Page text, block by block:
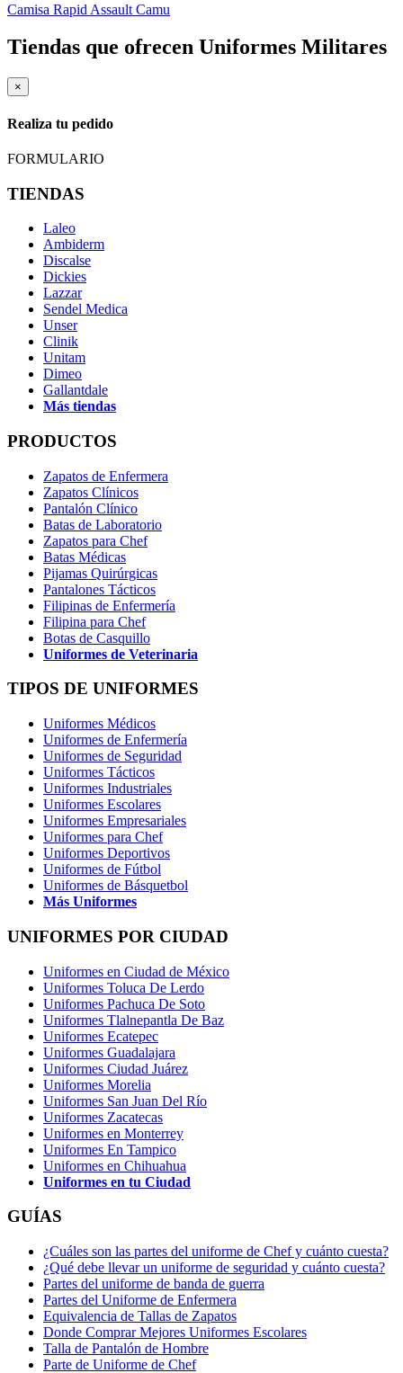
Camisa Rapid Assault Camu
Tiendas que ofrecen Uniformes Militares
×
Realiza tu pedido
FORMULARIO
TIENDAS
Laleo
Ambiderm
Discalse
Dickies
Lazzar
Sendel Medica
Unser
Clinik
Unitam
Dimeo
Gallantdale
Más tiendas
PRODUCTOS
Zapatos de Enfermera
Zapatos Clínicos
Pantalón Clínico
Batas de Laboratorio
Zapatos para Chef
Batas Médicas
Pijamas Quirúrgicas
Pantalones Tácticos
Filipinas de Enfermería
Filipina para Chef
Botas de Casquillo
Uniformes de Veterinaria
TIPOS DE UNIFORMES
Uniformes Médicos
Uniformes de Enfermería
Uniformes de Seguridad
Uniformes Tácticos
Uniformes Industriales
Uniformes Escolares
Uniformes Empresariales
Uniformes para Chef
Uniformes Deportivos
Uniformes de Fútbol
Uniformes de Básquetbol
Más Uniformes
UNIFORMES POR CIUDAD
Uniformes en Ciudad de México
Uniformes Toluca De Lerdo
Uniformes Pachuca De Soto
Uniformes Tlalnepantla De Baz
Uniformes Ecatepec
Uniformes Guadalajara
Uniformes Ciudad Juárez
Uniformes Morelia
Uniformes San Juan Del Río
Uniformes Zacatecas
Uniformes en Monterrey
Uniformes En Tampico
Uniformes en Chihuahua
Uniformes en tu Ciudad
GUÍAS
¿Cuáles son las partes del uniforme de Chef y cuánto cuesta?
¿Qué debe llevar un uniforme de seguridad y cuánto cuesta?
Partes del uniforme de banda de guerra
Partes del Uniforme de Enfermera
Equivalencia de Tallas de Zapatos
Donde Comprar Mejores Uniformes Escolares
Talla de Pantalón de Hombre
Parte de Uniforme de Chef